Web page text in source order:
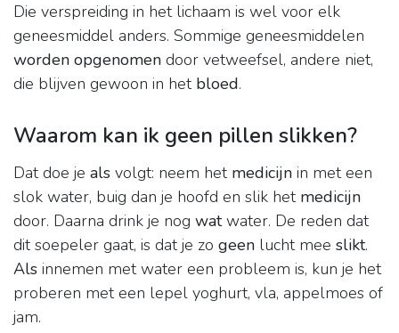
Die verspreiding in het lichaam is wel voor elk
geneesmiddel anders. Sommige geneesmiddelen
worden opgenomen door vetweefsel, andere niet,
die blijven gewoon in het bloed.
Waarom kan ik geen pillen slikken?
Dat doe je als volgt: neem het medicijn in met een
slok water, buig dan je hoofd en slik het medicijn
door. Daarna drink je nog watwater. De reden dat
dit soepeler gaat, is dat je zo geen lucht mee slikt.
Als innemen met water een probleem is, kun je het
proberen met een lepel yoghurt, vla, appelmoes of
jam.